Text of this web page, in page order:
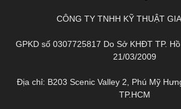
CÔNG TY TNHH KỸ THUẬT
GPKD số 0307725817 Do Sở KHĐT TP.
21/03/2009
Địa chỉ: B203 Scenic Valley 2, Phú Mỹ
TP.HCM